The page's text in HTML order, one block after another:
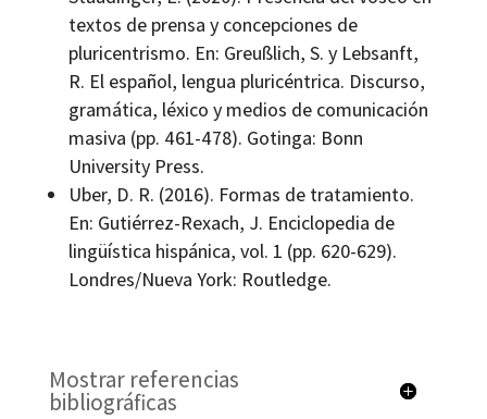
textos de prensa y concepciones de
pluricentrismo. En: Greußlich, S. y Lebsanft,
R. El español, lengua pluricéntrica. Discurso,
gramática, léxico y medios de comunicación
masiva (pp. 461-478). Gotinga: Bonn
University Press.
Uber, D. R. (2016). Formas de tratamiento.
En: Gutiérrez-Rexach, J. Enciclopedia de
lingüística hispánica, vol. 1 (pp. 620-629).
Londres/Nueva York: Routledge.
Mostrar referencias
bibliográficas